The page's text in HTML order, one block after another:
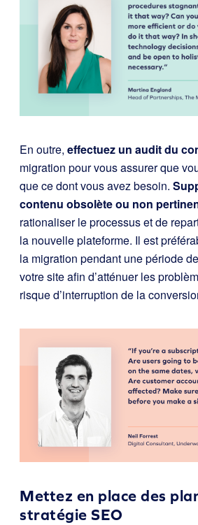
En outre, effectuez un audit du
migration pour vous assurer que
que ce dont vous avez besoin.
contenu obsolète ou non
rationaliser le processus et de
la nouvelle plateforme. Il est
la migration pendant une période
votre site afin d’atténuer les
risque d’interruption de la
Mettez en place des
stratégie SEO